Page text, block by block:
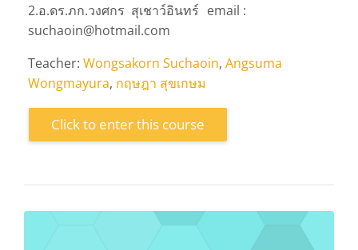
2.อ.ดร.ภก.วงศกร สุเชาว์อินทร์ email :
suchaoin@hotmail.com
Teacher: Wongsakorn Suchaoin, Angsuma
Wongmayura, กฤษฎา สุขเกษม
Click to enter this course